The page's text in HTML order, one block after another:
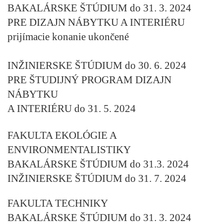
BAKALÁRSKE ŠTÚDIUM do 31. 3. 2024
PRE DIZAJN NÁBYTKU A INTERIÉRU
prijímacie konanie ukončené
INŽINIERSKE ŠTÚDIUM do 30. 6. 2024
PRE ŠTUDIJNÝ PROGRAM DIZAJN
NÁBYTKU
A INTERIÉRU do 31. 5. 2024
FAKULTA EKOLÓGIE A
ENVIRONMENTALISTIKY
BAKALÁRSKE ŠTÚDIUM do 31.3. 2024
INŽINIERSKE ŠTÚDIUM do 31. 7. 2024
FAKULTA TECHNIKY
BAKALÁRSKE ŠTÚDIUM do 31. 3. 2024